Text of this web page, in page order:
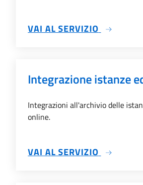
VAI AL SERVIZIO SU
Integrazione istanze
Integrazioni all'archivio delle
online.
VAI AL SERVIZIO SU